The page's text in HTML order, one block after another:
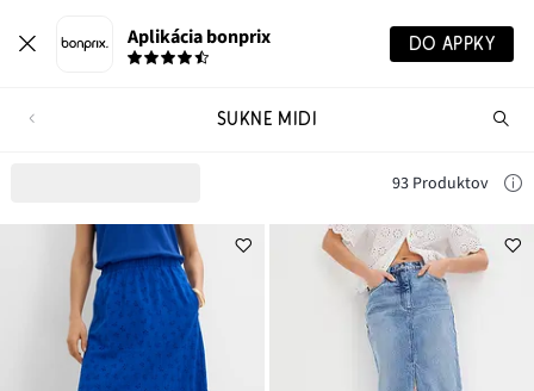
Aplikácia bonprix DO APPKY
SUKNE MIDI
93 Produktov